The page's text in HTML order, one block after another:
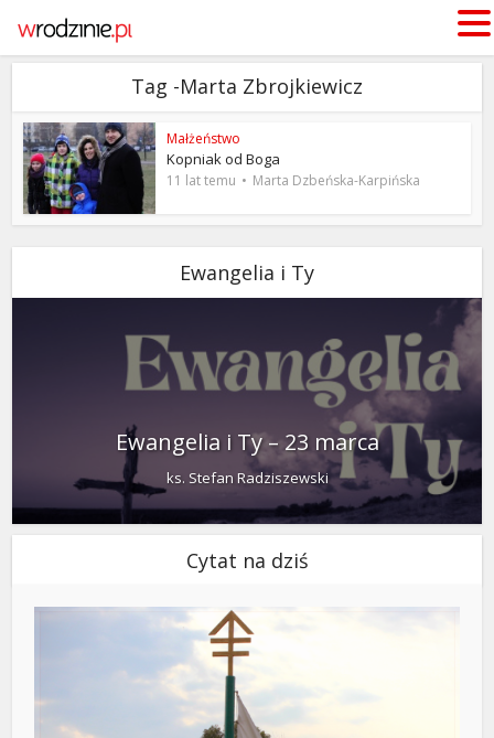
Tag -Marta Zbrojkiewicz
Małżeństwo
Kopniak od Boga
11 lat temu Marta Dzbeńska-Karpińska
Ewangelia i Ty
Ewangelia i Ty – 23 marca
ks. Stefan Radziszewski
Cytat na dziś